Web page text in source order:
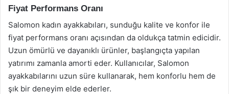
Fiyat Performans Oranı
Salomon kadın ayakkabıları, sunduğu kalite ve konfor ile
fiyat performans oranı açısından da oldukça tatmin edicidir.
Uzun ömürlü ve dayanıklı ürünler, başlangıçta yapılan
yatırımı zamanla amorti eder. Kullanıcılar, Salomon
ayakkabılarını uzun süre kullanarak, hem konforlu hem de
şık bir deneyim elde ederler.